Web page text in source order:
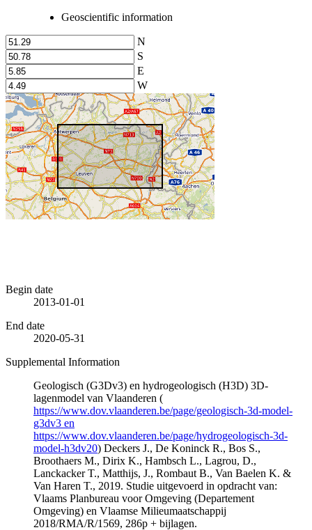
Geoscientific information
N
S
E
W
Begin date
2013-01-01
End date
2020-05-31
Supplemental Information
Geologisch (G3Dv3) en hydrogeologisch (H3D) 3D-
lagenmodel van Vlaanderen (
https://www.dov.vlaanderen.be/page/geologisch-3d-model-
g3dv3 en
https://www.dov.vlaanderen.be/page/hydrogeologisch-3d-
model-h3dv20) Deckers J., De Koninck R., Bos S.,
Broothaers M., Dirix K., Hambsch L., Lagrou, D.,
Lanckacker T., Matthijs, J., Rombaut B., Van Baelen K. &
Van Haren T., 2019. Studie uitgevoerd in opdracht van:
Vlaams Planbureau voor Omgeving (Departement
Omgeving) en Vlaamse Milieumaatschappij
2018/RMA/R/1569, 286p + bijlagen.